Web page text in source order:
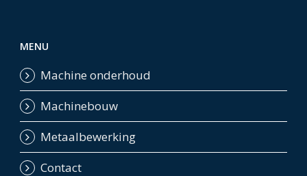
MENU
Machine onderhoud
Machinebouw
Metaalbewerking
Contact